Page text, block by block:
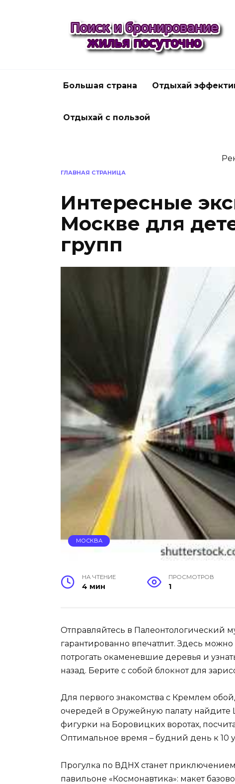
Большая страна Отдыхай
Отдыхай с пользой
ГЛАВНАЯ СТРАНИЦА
Интересные
Москве для
групп
МОСКВА
НА ЧТЕНИЕ
4 мин
ПРОСМОТРОВ
1
Отправляйтесь в Палеонтологический
гарантированно впечатлит. Здесь
потрогать окаменевшие деревья и
назад. Берите с собой блокнот для
Для первого знакомства с Кремлем
очередей в Оружейную палату найдите
фигурки на Боровицких воротах,
Оптимальное время – будний день к 10
Прогулка по ВДНХ станет
павильоне «Космонавтика»: макет